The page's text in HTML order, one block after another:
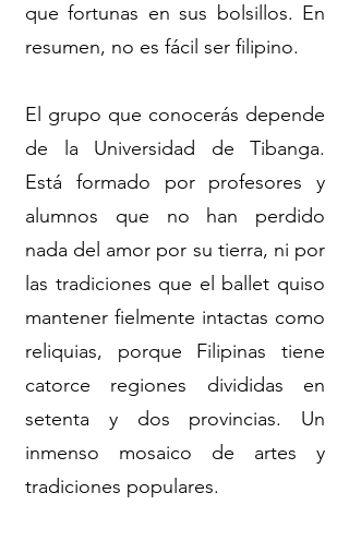
que fortunas en sus bolsillos. En
resumen, no es fácil ser filipino.
El grupo que conocerás depende
de la Universidad de Tibanga.
Está formado por profesores y
alumnos que no han perdido
nada del amor por su tierra, ni por
las tradiciones que el ballet quiso
mantener fielmente intactas como
reliquias, porque Filipinas tiene
catorce regiones divididas en
setenta y dos provincias. Un
inmenso mosaico de artes y
tradiciones populares.